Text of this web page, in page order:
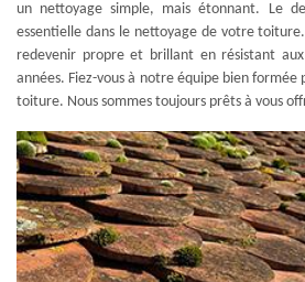
un nettoyage simple, mais étonnant. Le
essentielle dans le nettoyage de votre
redevenir propre et brillant en résistant
années. Fiez-vous à notre équipe bien
toiture. Nous sommes toujours prêts à vous